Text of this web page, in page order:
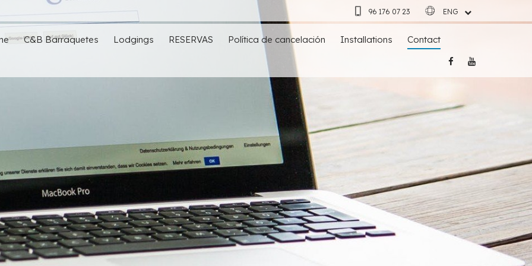
96 176 07 23
ENG
ESP
C&B Barraquetes Lodgings RESERVAS Política de cancelación Installations Contact